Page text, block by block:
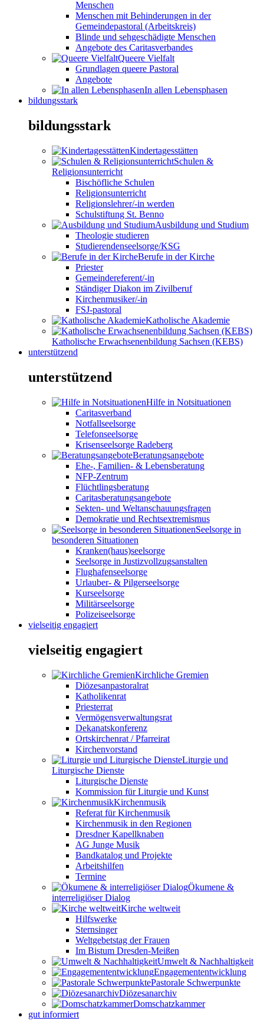
Menschen
Menschen mit Behinderungen in der
Gemeindepastoral (Arbeitskreis)
Blinde und sehgeschädigte Menschen
Angebote des Caritasverbandes
Queere Vielfalt
Grundlagen queere Pastoral
Angebote
In allen Lebensphasen
bildungsstark
bildungsstark
Kindertagesstätten
Schulen &
Religionsunterricht
Bischöfliche Schulen
Religionsunterricht
Religionslehrer/-in werden
Schulstiftung St. Benno
Ausbildung und Studium
Theologie studieren
Studierendenseelsorge/KSG
Berufe in der Kirche
Priester
Gemeindereferent/-in
Ständiger Diakon im Zivilberuf
Kirchenmusiker/-in
FSJ-pastoral
Katholische Akademie
Katholische Erwachsenenbildung Sachsen (KEBS)
unterstützend
unterstützend
Hilfe in Notsituationen
Caritasverband
Notfallseelsorge
Telefonseelsorge
Krisenseelsorge Radeberg
Beratungsangebote
Ehe-, Familien- & Lebensberatung
NFP-Zentrum
Flüchtlingsberatung
Caritasberatungsangebote
Sekten- und Weltanschauungsfragen
Demokratie und Rechtsextremismus
Seelsorge in
besonderen Situationen
Kranken(haus)seelsorge
Seelsorge in Justizvollzugsanstalten
Flughafenseelsorge
Urlauber- & Pilgerseelsorge
Kurseelsorge
Militärseelsorge
Polizeiseelsorge
vielseitig engagiert
vielseitig engagiert
Kirchliche Gremien
Diözesanpastoralrat
Katholikenrat
Priesterrat
Vermögensverwaltungsrat
Dekanatskonferenz
Ortskirchenrat / Pfarreirat
Kirchenvorstand
Liturgie und
Liturgische Dienste
Liturgische Dienste
Kommission für Liturgie und Kunst
Kirchenmusik
Referat für Kirchenmusik
Kirchenmusik in den Regionen
Dresdner Kapellknaben
AG Junge Musik
Bandkatalog und Projekte
Arbeitshilfen
Termine
Ökumene &
interreligiöser Dialog
Kirche weltweit
Hilfswerke
Sternsinger
Weltgebetstag der Frauen
Im Bistum Dresden-Meißen
Umwelt & Nachhaltigkeit
Engagemententwicklung
Pastorale Schwerpunkte
Diözesanarchiv
Domschatzkammer
gut informiert